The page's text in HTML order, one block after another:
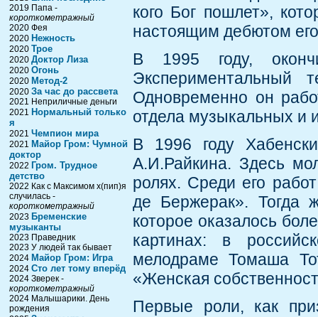
2019 Папа -
короткометражный
2020 Фея
2020 Нежность
2020 Трое
2020 Доктор Лиза
2020 Огонь
2020 Метод-2
2020 За час до рассвета
2021 Неприличные деньги
2021 Нормальный только
я
2021 Чемпион мира
2021 Майор Гром: Чумной
доктор
2022 Гром. Трудное
детство
2022 Как с Максимом х(пип)я
случилась -
короткометражный
2023 Бременские
музыканты
2023 Праведник
2023 У людей так бывает
2024 Майор Гром: Игра
2024 Сто лет тому вперёд
2024 Зверек -
короткометражный
2024 Малышарики. День
рождения
кого Бог пошлет»,
настоящим дебютом
В 1995 году,
Экспериментальный
Одновременно он
отдела музыкальных
В 1996 году
А.И.Райкина. Здесь
ролях. Среди его
де Бержерак». Тогда
которое оказалось
картинах: в
мелодраме Томаша
«Женская
Первые роли, как